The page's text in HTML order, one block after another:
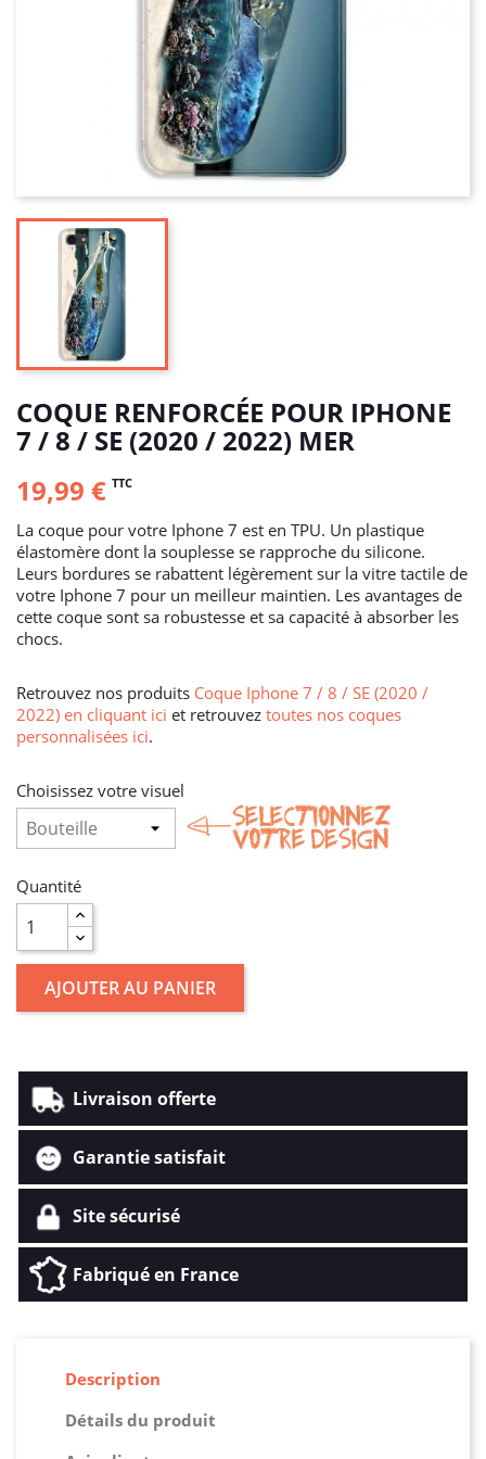
COQUE RENFORCÉE POUR IPHONE
7 / 8 / SE (2020 / 2022) MER
19,99 € TTC
La coque pour votre Iphone 7 est en TPU. Un plastique
élastomère dont la souplesse se rapproche du silicone.
Leurs bordures se rabattent légèrement sur la vitre tactile de
votre Iphone 7 pour un meilleur maintien. Les avantages de
cette coque sont sa robustesse et sa capacité à absorber les
chocs.
Retrouvez nos produits Coque Iphone 7 / 8 / SE (2020 /
2022) en cliquant ici et retrouvez toutes nos coques
personnalisées ici.
Choisissez votre visuel
Quantité
AJOUTER AU PANIER
Livraison offerte
Garantie satisfait
Site sécurisé
Fabriqué en France
Description
Détails du produit